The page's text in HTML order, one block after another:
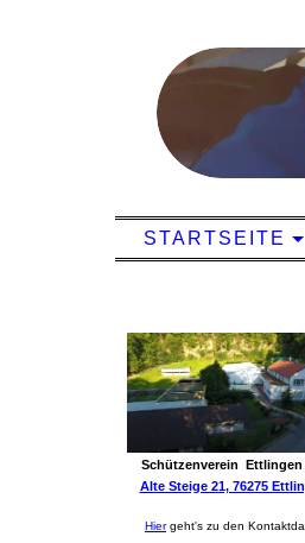
STARTSEITE
Schützenverein Ettlingen
Alte Steige 21, 76275
Hiergeht's zu den